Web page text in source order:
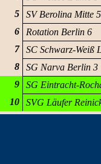
5
SV Berolina Mitte 5
6
Rotation Berlin 6
7
SC Schwarz-Weiß
8
SG Narva Berlin 3
9
SG Eintracht-
10
SVG Läufer